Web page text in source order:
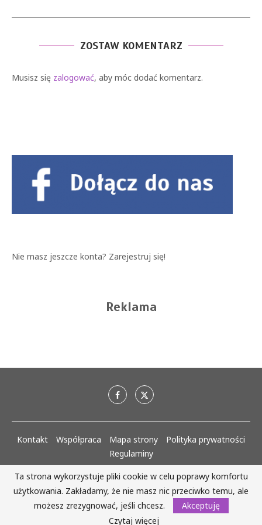
ZOSTAW KOMENTARZ
Musisz się zalogować, aby móc dodać komentarz.
Nie masz jeszcze konta? Zarejestruj się!
Reklama
Kontakt Współpraca Mapa strony
Polityka prywatności
Regulaminy
AlejaKobiet.pl @2020 - 2023 Wszystkie prawa zastrzeżone. | Realizacja:
www.woh.group
WRÓĆ DO GÓRY
Ta strona wykorzystuje pliki cookie w celu poprawy komfortu
użytkowania. Zakładamy, że nie masz nic przeciwko temu, ale
możesz zrezygnować, jeśli chcesz.
Akceptuję
Czytaj więcej